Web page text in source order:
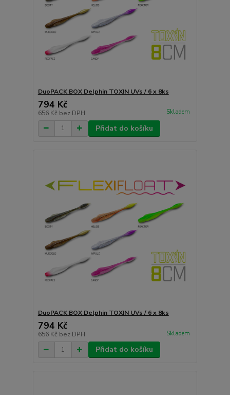
DuoPACK BOX Delphin TOXIN UVs / 6 x 8ks
794 Kč
656 Kč bez DPH Skladem
Přidat do košíku
DuoPACK BOX Delphin TOXIN UVs / 6 x 8ks
794 Kč
656 Kč bez DPH Skladem
Přidat do košíku